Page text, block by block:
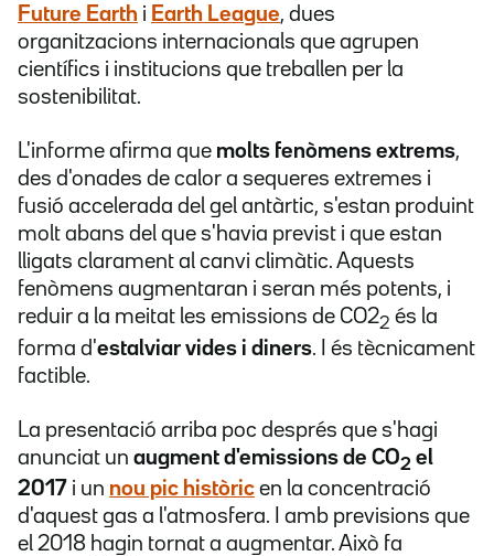
Future Earth i Earth League, dues
organitzacions internacionals que agrupen
científics i institucions que treballen per la
sostenibilitat.
L'informe afirma que molts fenòmens extrems,
des d'onades de calor a sequeres extremes i
fusió accelerada del gel antàrtic, s'estan produint
molt abans del que s'havia previst i que estan
lligats clarament al canvi climàtic. Aquests
fenòmens augmentaran i seran més potents, i
reduir a la meitat les emissions de CO22 és la
forma d'estalviar vides i diners. I és tècnicament
factible.
La presentació arriba poc després que s'hagi
anunciat un augment d'emissions de CO2 el
2017 i un nou pic històric en la concentració
d'aquest gas a l'atmosfera. I amb previsions que
el 2018 hagin tornat a augmentar. Això fa